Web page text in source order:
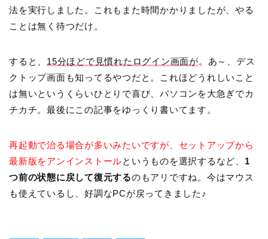
法を実行しました。これもまた時間かかりましたが、やる
ことは無く待つだけ。
すると、 15分ほどで見慣れたログイン画面が。あ～、デス
クトップ画面も知ってるやつだと。これほどうれしいこと
は無いというくらいひとりで喜び、パソコンを大急ぎでカ
チカチ。最後にこの記事をゆっくり書いてます。
再起動で治る場合が多いみたいですが、セットアップから
最新版をアンインストールというものを選択するなど、 1
つ前の状態に戻して復元するのもアリですね。今はマウス
も使えているし、好調なPCが戻ってきました♪